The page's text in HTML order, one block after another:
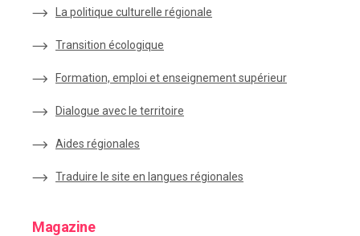
La politique culturelle régionale
Transition écologique
Formation, emploi et enseignement supérieur
Dialogue avec le territoire
Aides régionales
Traduire le site en langues régionales
Magazine